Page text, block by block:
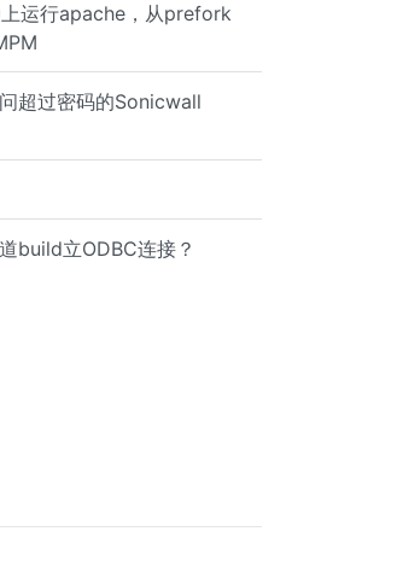
运行apache，从prefork
超过密码的Sonicwall
build立ODBC连接？